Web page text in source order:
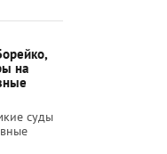
на
суды